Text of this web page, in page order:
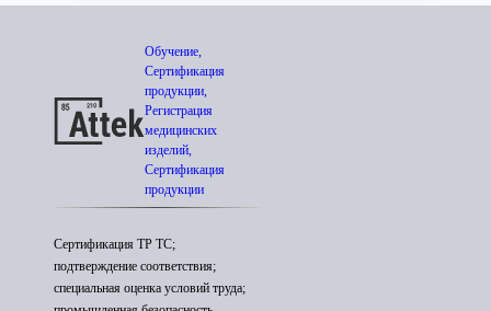
Обучение,
Сертификация
продукции,
Регистрация
медицинских
изделий,
Сертификация
продукции
Сертификация ТР ТС;
подтверждение соответствия;
специальная оценка условий труда;